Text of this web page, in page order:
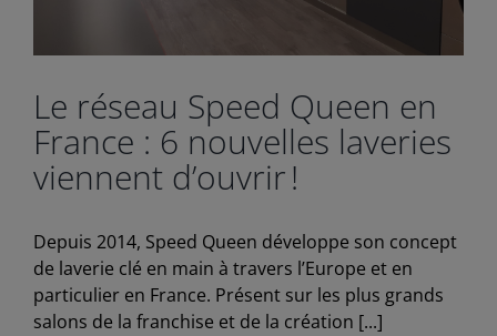
Le réseau Speed Queen en
France : 6 nouvelles laveries
viennent d’ouvrir !
Depuis 2014, Speed Queen développe son concept
de laverie clé en main à travers l’Europe et en
particulier en France. Présent sur les plus grands
salons de la franchise et de la création [...]